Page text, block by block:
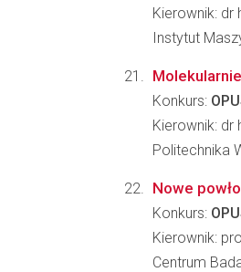
Kierownik: dr
Instytut
Konkurs:
Kierownik: dr
Politechnika
Nowe
Konkurs:
Kierownik:
Centrum